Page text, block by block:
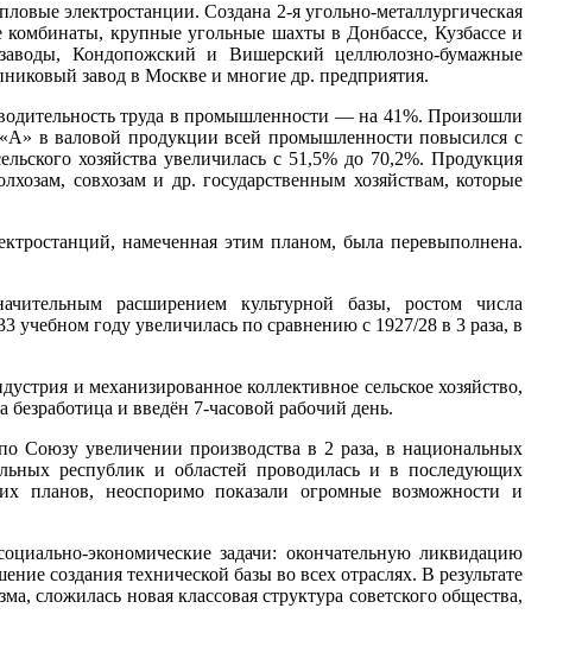
электростанции. Создана 2-я угольно-металлургическая
крупные угольные шахты в Донбассе, Кузбассе и
Кондопожский и Вишерский целлюлозно-бумажные
завод в Москве и многие др. предприятия.
труда в промышленности — на 41%. Произошли
в валовой продукции всей промышленности повысился с
хозяйства увеличилась с 51,5% до 70,2%. Продукция
совхозам и др. государственным хозяйствам, которые
намеченная этим планом, была перевыполнена.
расширением культурной базы, ростом числа
году увеличилась по сравнению с 1927/28 в 3 раза, в
и механизированное коллективное сельское хозяйство,
безработица и введён 7-часовой рабочий день.
Союзу увеличении производства в 2 раза, в национальных
республик и областей проводилась и в последующих
планов, неоспоримо показали огромные возможности и
экономические задачи: окончательную ликвидацию
создания технической базы во всех отраслях. В результате
сложилась новая классовая структура советского общества,